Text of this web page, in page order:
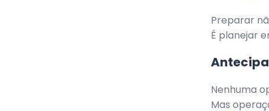
Preparar
É planejar
Nenhuma
Mas